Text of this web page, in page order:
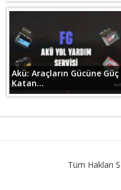
Akü: Araçların Gücüne Güç
Katan...
Tüm Hakları